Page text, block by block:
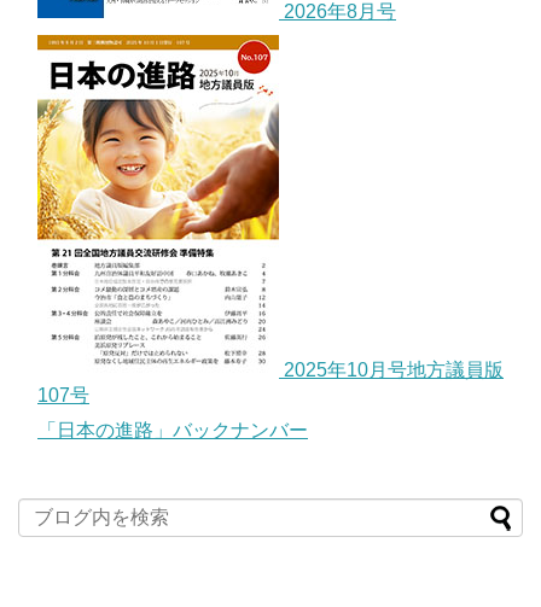
2026年8月号
2025年10月号地方議員版
107号
「日本の進路」バックナンバー